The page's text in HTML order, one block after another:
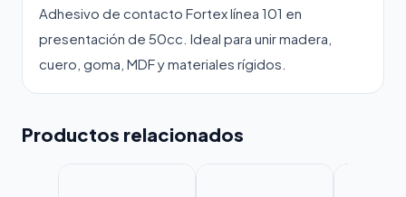
Adhesivo de contacto Fortex línea 101 en
presentación de 50cc. Ideal para unir madera,
cuero, goma, MDF y materiales rígidos.
Productos relacionados